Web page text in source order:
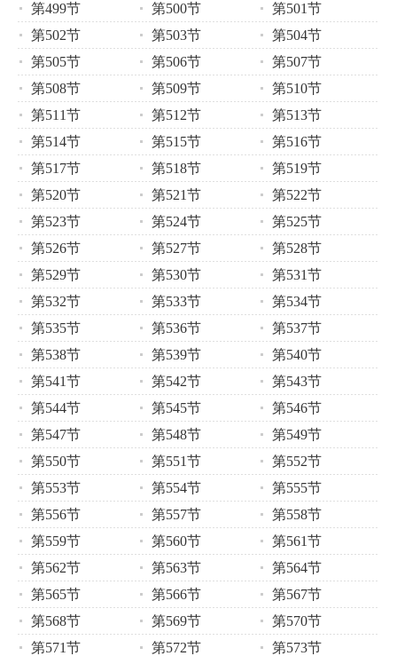
第499节
第500节
第501节
第502节
第503节
第504节
第505节
第506节
第507节
第508节
第509节
第510节
第511节
第512节
第513节
第514节
第515节
第516节
第517节
第518节
第519节
第520节
第521节
第522节
第523节
第524节
第525节
第526节
第527节
第528节
第529节
第530节
第531节
第532节
第533节
第534节
第535节
第536节
第537节
第538节
第539节
第540节
第541节
第542节
第543节
第544节
第545节
第546节
第547节
第548节
第549节
第550节
第551节
第552节
第553节
第554节
第555节
第556节
第557节
第558节
第559节
第560节
第561节
第562节
第563节
第564节
第565节
第566节
第567节
第568节
第569节
第570节
第571节
第572节
第573节